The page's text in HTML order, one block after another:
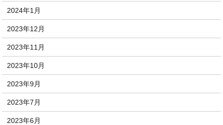
2024年1月
2023年12月
2023年11月
2023年10月
2023年9月
2023年7月
2023年6月